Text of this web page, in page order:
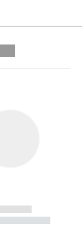
-----------